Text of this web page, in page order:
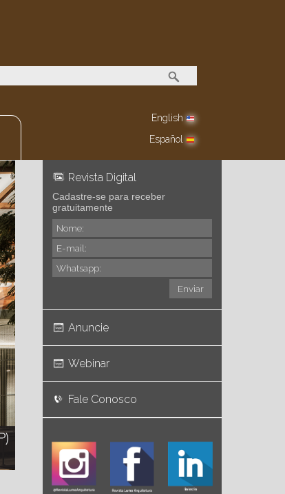
English
Español
Revista Digital
Cadastre-se para receber
gratuitamente
Anuncie
Webinar
Fale Conosco